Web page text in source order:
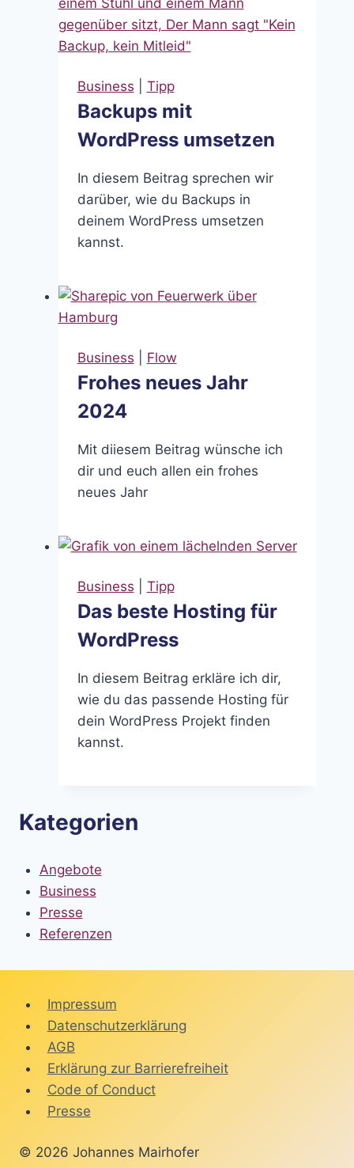
Business Tipp
Backups mit
WordPress umsetzen
In diesem Beitrag sprechen wir
darüber, wie du Backups in
deinem WordPress umsetzen
kannst.
Business Flow
Frohes neues Jahr
2024
Mit diiesem Beitrag wünsche ich
dir und euch allen ein frohes
neues Jahr
Business Tipp
Das beste Hosting für
WordPress
In diesem Beitrag erkläre ich dir,
wie du das passende Hosting für
dein WordPress Projekt finden
kannst.
Kategorien
Angebote
Business
Presse
Referenzen
Impressum
Datenschutzerklärung
AGB
Erklärung zur Barrierefreiheit
Code of Conduct
Presse
© 2026 Johannes Mairhofer